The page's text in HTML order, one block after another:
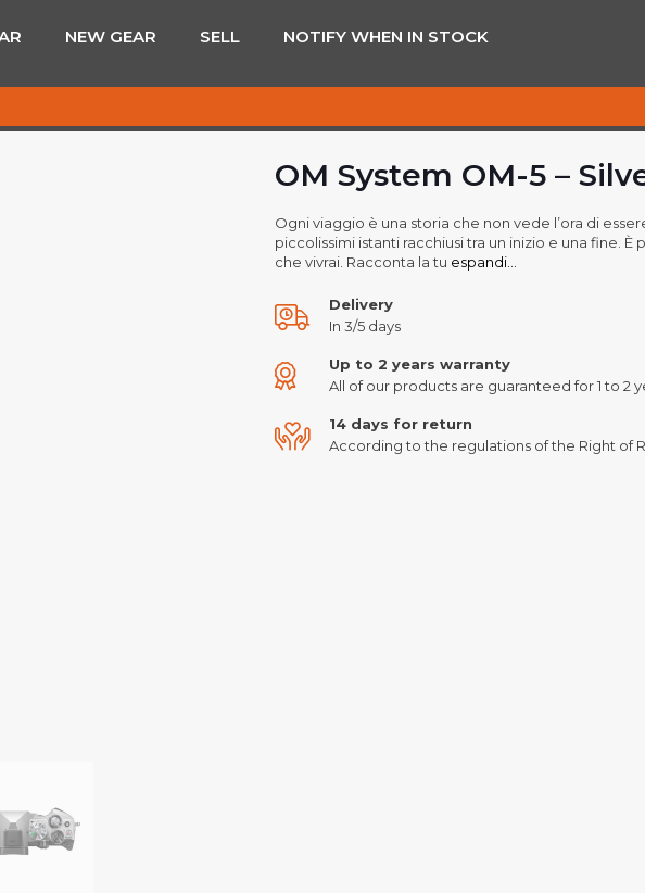
NEW GEAR SELL NOTIFY WHEN IN STOCK
OM System OM-5 –
Ogni viaggio è una storia che non vede l’ora di
piccolissimi istanti racchiusi tra un inizio e una fine.
che vivrai. Racconta la tu espandi...
Delivery
In 3/5 days
Up to 2 years warranty
All of our products are guaranteed for 1 to 2
14 days for return
According to the regulations of the Right of